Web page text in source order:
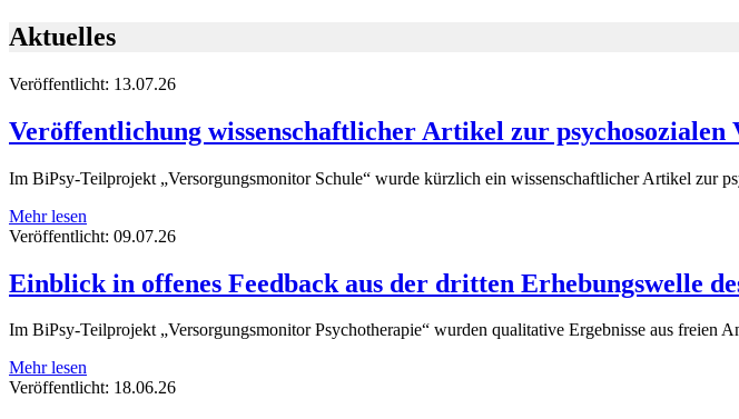
Aktuelles
Veröffentlicht: 13.07.26
Veröffentlichung wissenschaftlicher Artikel zur psychosozialen
Im BiPsy-Teilprojekt „Versorgungsmonitor Schule“ wurde kürzlich ein wissenschaftlicher Artikel zur
Mehr lesen
Veröffentlicht: 09.07.26
Einblick in offenes Feedback aus der dritten Erhebungswelle
Im BiPsy-Teilprojekt „Versorgungsmonitor Psychotherapie“ wurden qualitative Ergebnisse aus freien
Mehr lesen
Veröffentlicht: 18.06.26